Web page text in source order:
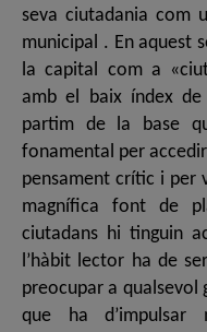
seva ciutadania com
municipal . En aquest
la capital com a
amb el baix índex
partim de la base
fonamental per
pensament crític i per
magnífica font de
ciutadans hi tinguin
l’hàbit lector ha de
preocupar a qualsevol
que ha d’impulsar